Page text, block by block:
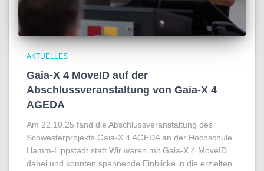
AKTUELLES
Gaia-X 4 MoveID auf der
Abschlussveranstaltung von Gaia-X 4
AGEDA
Am 22.10.25 fand die Abschlussveranstaltung des
Schwesterprojekts Gaia-X 4 AGEDA an der Hochschule
Hamm-Lippstadt statt.Wir waren mit Gaia-X 4 MoveID
dabei und konnten spannende Einblicke in die erzielten